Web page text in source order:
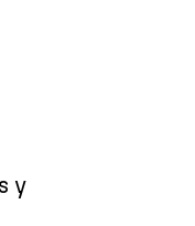
y